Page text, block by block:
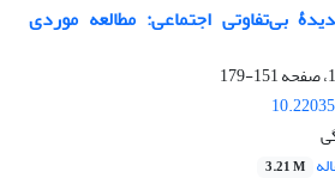
بی‌تفاوتی اجتماعی: مطالعه موردی
151-179
3.21 M